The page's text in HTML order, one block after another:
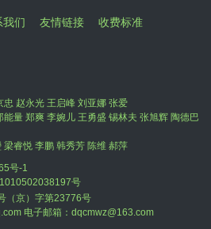
我们 友情链接 收费标准
赵永光 王启峰 刘亚娜 张爱
量 郑爽 李婉儿 王勇盛 锡林夫 张旭辉 陶德巴
睿悦 李鹏 韩秀芳 陈维 郝萍
号-1
号
（京）字第23776号
电子邮箱：dqcmwz@163.com